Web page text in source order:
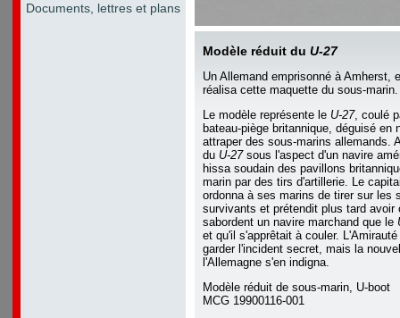
Documents, lettres et plans
Modèle réduit du U-27
Un Allemand emprisonné à Amherst,
réalisa cette maquette du sous-marin.
Le modèle représente le U-27, coulé
bateau-piège britannique, déguisé en
attraper des sous-marins allemands.
du U-27sous l'aspect d'un navire
hissa soudain des pavillons
marin par des tirs d'artillerie. Le
ordonna à ses marins de tirer sur les
survivants et prétendit plus tard avoir
sabordent un navire marchand que le
et qu'il s'apprêtait à couler.
garder l'incident secret, mais la
l'Allemagne s'en indigna.
Modèle réduit de sous-marin, U-boot
MCG 19900116-001